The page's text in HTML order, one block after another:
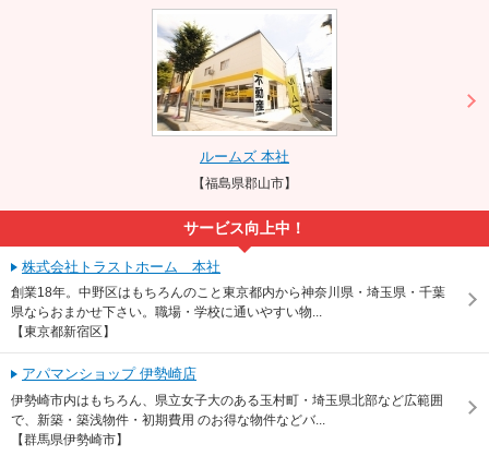
ルームズ 本社
【福島県郡山市】
サービス向上中！
株式会社トラストホーム 本社
創業18年。中野区はもちろんのこと東京都内から神奈川県・埼玉県・千葉
県ならおまかせ下さい。職場・学校に通いやすい物...
【東京都新宿区】
アパマンショップ 伊勢崎店
伊勢崎市内はもちろん、県立女子大のある玉村町・埼玉県北部など広範囲
で、新築・築浅物件・初期費用 のお得な物件などバ...
【群馬県伊勢崎市】